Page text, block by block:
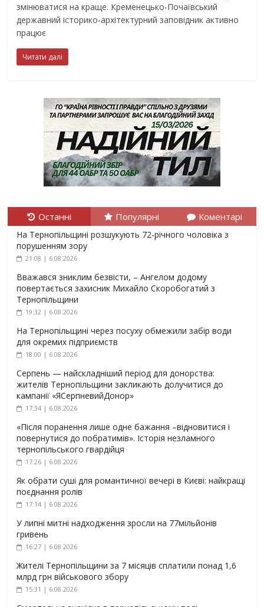
змінюватися на краще. Кременецько-Почаївський
державний історико-архітектурний заповідник активно
працює
Читати далі
Останні Популярні Коментарі
На Тернопільщині розшукують 72-річного чоловіка з
порушенням зору
21:08 | 6.08.2026
Вважався зниклим безвісти, – Ангелом додому
повертається захисник Михайло Скоробогатий з
Тернопільщини
19:32 | 6.08.2026
На Тернопільщині через посуху обмежили забір води
для окремих підприємств
18:00 | 6.08.2026
Серпень — найскладніший період для донорства:
жителів Тернопільщини закликають долучитися до
кампанії «ЯСерпневийДонор»
17:34 | 6.08.2026
«Після поранення лише одне бажання –відновитися і
повернутися до побратимів». Історія незламного
тернопільського гвардійця
17:26 | 6.08.2026
Як обрати суші для романтичної вечері в Києві: найкращі
поєднання ролів
17:14 | 6.08.2026
У липні митні надходження зросли на 77мільйонів
гривень
16:27 | 6.08.2026
Жителі Тернопільщини за 7 місяців сплатили понад 1,6
млрд грн військового збору
15:31 | 6.08.2026